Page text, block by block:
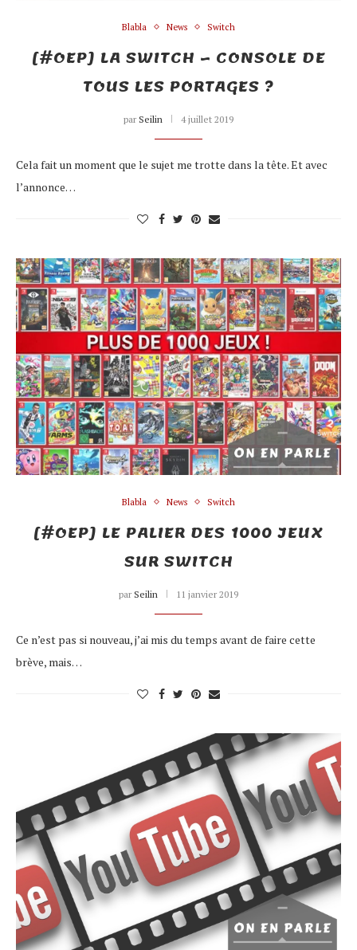
Blabla News Switch
[#OEP] LA SWITCH – CONSOLE DE
TOUS LES PORTAGES ?
par Seilin 4 juillet 2019
Cela fait un moment que le sujet me trotte dans la tête. Et avec
l’annonce…
Blabla News Switch
[#OEP] LE PALIER DES 1000 JEUX
SUR SWITCH
par Seilin 11 janvier 2019
Ce n’est pas si nouveau, j’ai mis du temps avant de faire cette
brève, mais…